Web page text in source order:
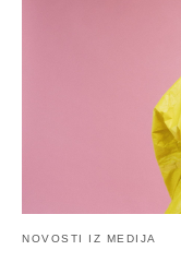
NOVOSTI IZ MEDIJA